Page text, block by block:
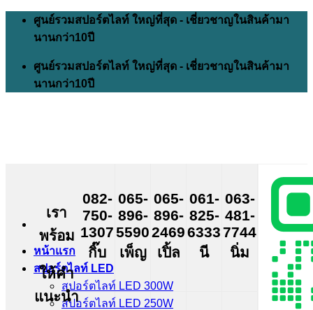
Skip
content
ศูนย์รวมสปอร์ตไลท์ ใหญ่ที่สุด - เชี่ยวชาญในสินค้ามา
นานกว่า10ปี
ศูนย์รวมสปอร์ตไลท์ ใหญ่ที่สุด - เชี่ยวชาญในสินค้ามา
นานกว่า10ปี
หน้าแรก
สปอร์ตไลท์ LED
สปอร์ตไลท์ LED 300W
สปอร์ตไลท์ LED 250W
เรา
พร้อม
ให้คำ
แนะนำ
082-
750-
1307
กิ๊บ
065-
896-
5590
เพ็ญ
065-
896-
2469
เปิ้ล
061-
825-
6333
นี
063-
481-
7744
นิ่ม